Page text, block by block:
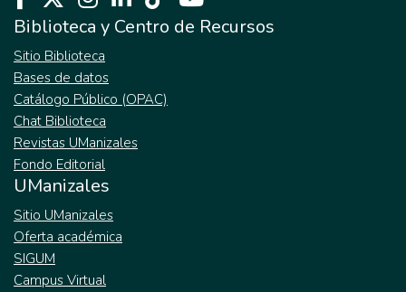
Biblioteca y Centro de Recursos
Sitio Biblioteca
Bases de datos
Catálogo Público (OPAC)
Chat Biblioteca
Revistas UManizales
Fondo Editorial
UManizales
Sitio UManizales
Oferta académica
SIGUM
Campus Virtual